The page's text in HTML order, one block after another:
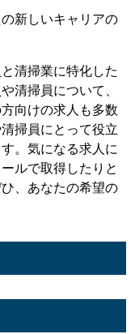
新しいキャリアの
清掃業に特化した
清掃員について、
向けの求人も多数
掃員にとって役立
。気になる求人に
ルで取得したりと
、あなたの希望の